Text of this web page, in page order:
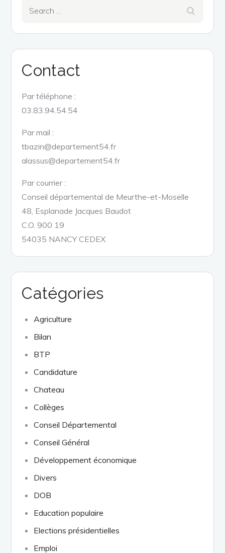
Contact
Par téléphone :
03.83.94.54.54
Par mail :
tbazin@departement54.fr
alassus@departement54.fr
Par courrier :
Conseil départemental de Meurthe-et-Moselle
48, Esplanade Jacques Baudot
C.O. 900 19
54035 NANCY CEDEX
Catégories
Agriculture
Bilan
BTP
Candidature
Chateau
Collèges
Conseil Départemental
Conseil Général
Développement économique
Divers
DOB
Education populaire
Elections présidentielles
Emploi